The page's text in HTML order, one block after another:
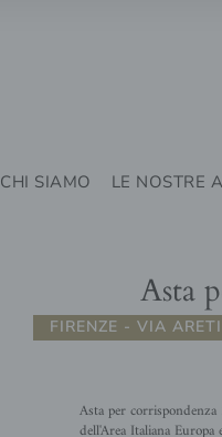
CHI SIAMO LE NOSTRE
Asta
FIRENZE - VIA
Asta per
dell'Area Italiana